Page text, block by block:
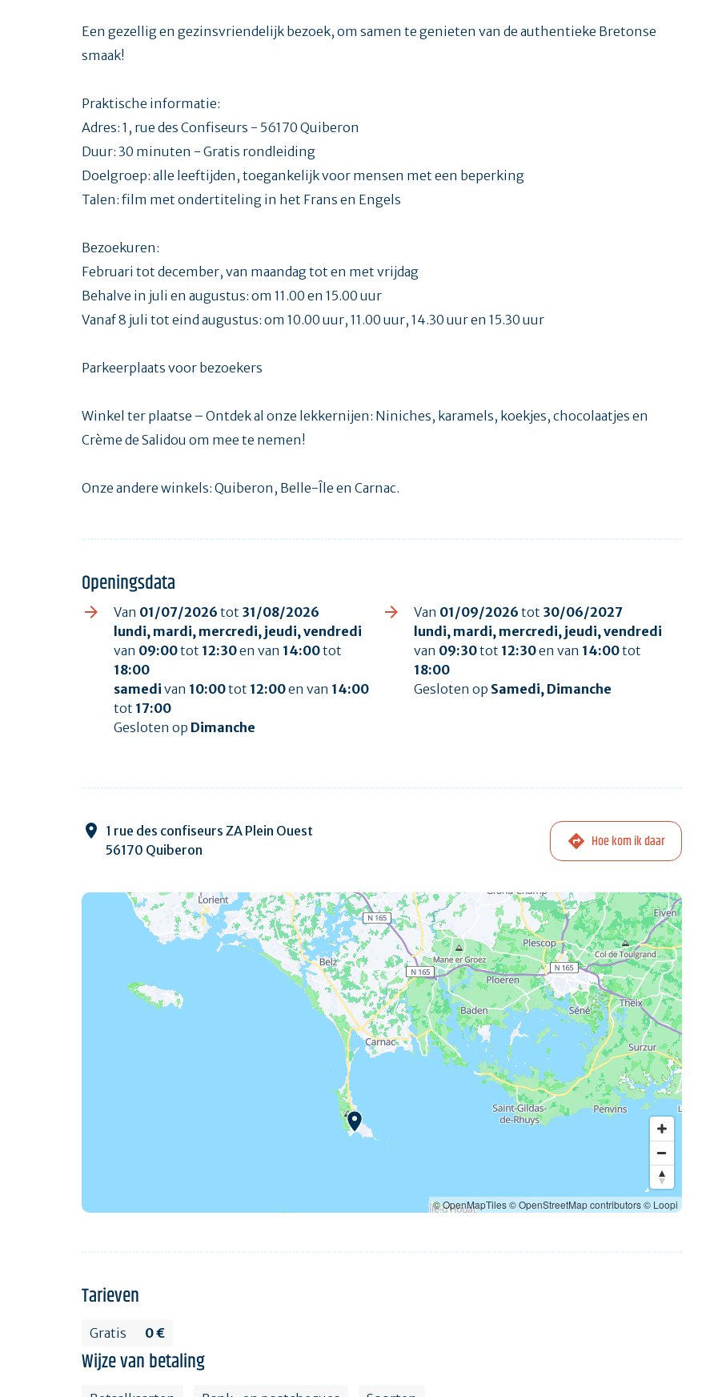
Een gezellig en gezinsvriendelijk bezoek, om samen te genieten van de authentieke Bretonse
smaak!
Praktische informatie:
Adres: 1, rue des Confiseurs - 56170 Quiberon
Duur: 30 minuten - Gratis rondleiding
Doelgroep: alle leeftijden, toegankelijk voor mensen met een beperking
Talen: film met ondertiteling in het Frans en Engels
Bezoekuren:
Februari tot december, van maandag tot en met vrijdag
Behalve in juli en augustus: om 11.00 en 15.00 uur
Vanaf 8 juli tot eind augustus: om 10.00 uur, 11.00 uur, 14.30 uur en 15.30 uur
Parkeerplaats voor bezoekers
Winkel ter plaatse – Ontdek al onze lekkernijen: Niniches, karamels, koekjes, chocolaatjes en
Crème de Salidou om mee te nemen!
Onze andere winkels: Quiberon, Belle-Île en Carnac.
Openingsdata
Van 01/07/2026 tot 31/08/2026
lundi, mardi, mercredi, jeudi, vendredi
van 09:00tot 12:30en van 14:00tot
18:00
samedi van 10:00tot 12:00en van 14:00
tot 17:00
Gesloten op Dimanche
Van 01/09/2026 tot 30/06/2027
lundi, mardi, mercredi, jeudi, vendredi
van 09:30tot 12:30en van 14:00tot
18:00
Gesloten op Samedi, Dimanche
1 rue des confiseurs ZA Plein Ouest
56170 Quiberon
Hoe kom ik daar
© OpenMapTiles© OpenStreetMap contributors© Loopi
Tarieven
Gratis 0 €
Wijze van betaling